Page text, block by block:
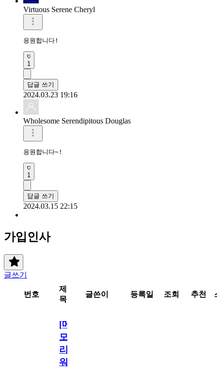
Virtuous Serene Cheryl
응원합니다!
1
답글 쓰기
2024.03.23 19:16
Wholesome Serendipitous Douglas
응원합니다~!
1
답글 쓰기
2024.03.15 22:15
가입인사
글쓰기
번호
제
목
글쓴이 등록일 조회 추천
[메
모
리
워